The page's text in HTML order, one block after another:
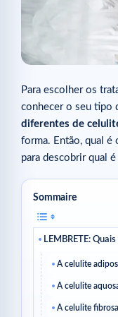
Para escolher os
conhecer o seu tipo
diferentes de
forma. Então, qual é
para descobrir qual
Sommaire
LEMBRETE:
A celulite
A celulite
A celulite fibrosa